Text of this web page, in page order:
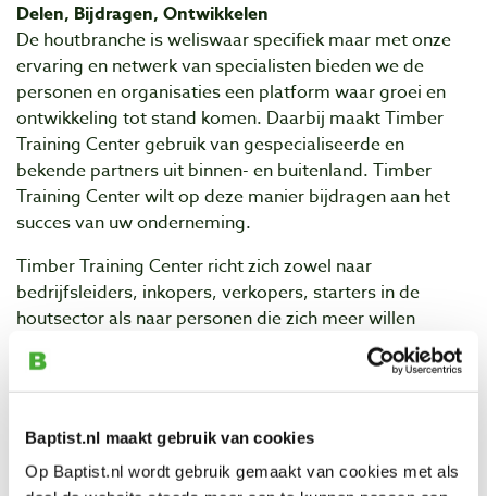
Baptist.nl maakt gebruik van cookies
Op Baptist.nl wordt gebruik gemaakt van cookies met als
Delen, Bijdragen, Ontwikkelen
De houtbranche is weliswaar specifiek maar met onze
ervaring en netwerk van specialisten bieden we de
personen en organisaties een platform waar groei en
ontwikkeling tot stand komen. Daarbij maakt Timber
Training Center gebruik van gespecialiseerde en
bekende partners uit binnen- en buitenland. Timber
Training Center wilt op deze manier bijdragen aan het
succes van uw onderneming.
Timber Training Center richt zich zowel naar
bedrijfsleiders, inkopers, verkopers, starters in de
houtsector als naar personen die zich meer willen
verdiepen in de materie hout. Behalve Nederlandstalige
opleidingen en bijeenkomsten biedt TTC ook
Franstalige opleidingen aan.
Naast productgerichte diensten kunt u ook bij TTC
terecht voor advies en coaching met betrekking tot